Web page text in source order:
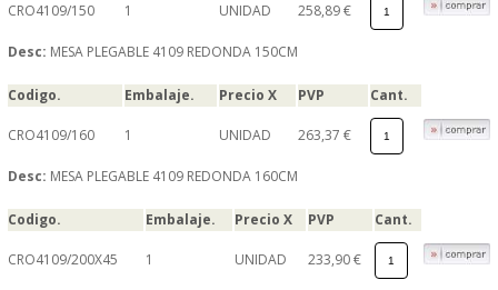
CRO4109/150 1 UNIDAD 258,89 €
Desc: MESA PLEGABLE 4109 REDONDA 150CM
Codigo. Embalaje. Precio X PVP Cant.
CRO4109/160 1 UNIDAD 263,37 €
Desc: MESA PLEGABLE 4109 REDONDA 160CM
Codigo. Embalaje. Precio X PVP Cant.
CRO4109/200X45 1 UNIDAD 233,90 €